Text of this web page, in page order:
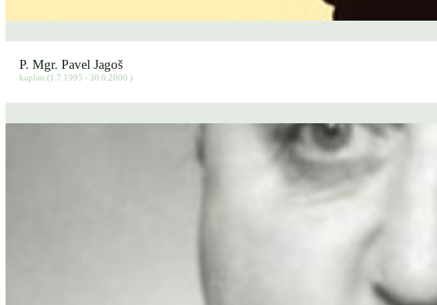
P. Mgr. Pavel Jagoš
kaplan (1.7.1995 - 30.6.2000 )